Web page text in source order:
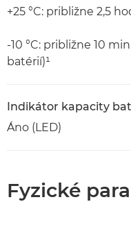
+25 °C: približne 2,5
-10 °C: približne 10
batérií)¹
Indikátor kapacity
Áno (LED)
Fyzické